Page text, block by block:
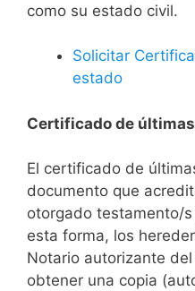
como su estado civil.
Solicitar
estado
Certificado de
El certificado de
documento que
otorgado testamento/
esta forma, los
Notario autorizante
obtener una copia